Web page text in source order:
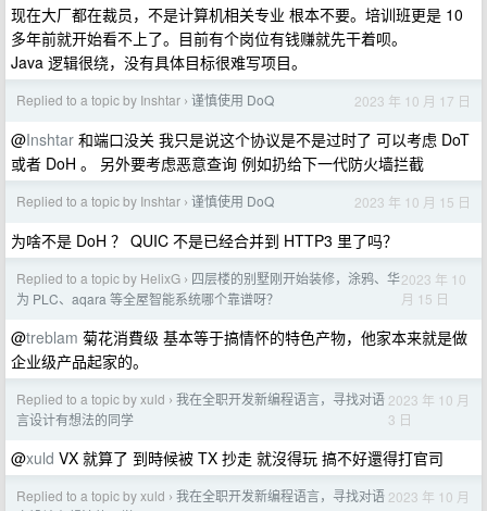
现在大厂都在裁员，不是计算机相关专业 根本不要。培训班更是 10
多年前就开始看不上了。目前有个岗位有钱赚就先干着呗。
Java 逻辑很绕，没有具体目标很难写项目。
Replied to a topic by Inshtar › 谨慎使用 DoQ 2023 年 10 月 17 日
@Inshtar 和端口没关 我只是说这个协议是不是过时了 可以考虑 DoT
或者 DoH 。 另外要考虑恶意查询 例如扔给下一代防火墙拦截
Replied to a topic by Inshtar › 谨慎使用 DoQ 2023 年 10 月 15 日
为啥不是 DoH ？ QUIC 不是已经合并到 HTTP3 里了吗？
Replied to a topic by HelixG › 四层楼的别墅刚开始装修，涂鸦、华
为 PLC、aqara 等全屋智能系统哪个靠谱呀？
2023 年 10
月 15 日
@treblam 菊花消費级 基本等于搞情怀的特色产物，他家本来就是做
企业级产品起家的。
Replied to a topic by xuld › 我在全职开发新编程语言，寻找对语
言设计有想法的同学
2023 年 10 月
3 日
@xuld VX 就算了 到時候被 TX 抄走 就沒得玩 搞不好還得打官司
Replied to a topic by xuld › 我在全职开发新编程语言，寻找对语 2023 年 10 月